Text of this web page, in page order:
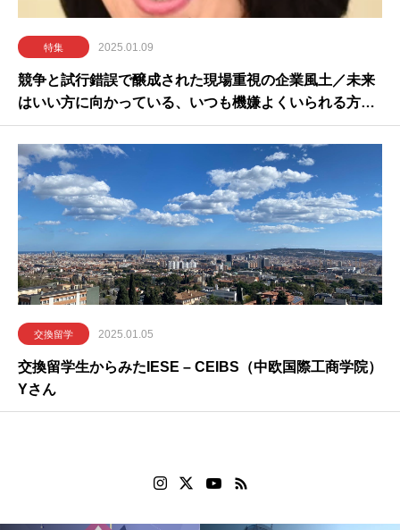
特集 2025.01.09
競争と試行錯誤で醸成された現場重視の企業風土／未来
はいい方に向かっている、いつも機嫌よくいられる方法
を見つけよう コマツ 建機ソリューション本部長 藤
原 恵子さんインタビュー
交換留学 2025.01.05
交換留学生からみたIESE – CEIBS（中欧国際工商学院）
Yさん